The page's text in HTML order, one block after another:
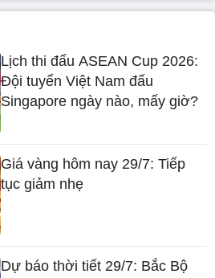
Lịch thi đấu ASEAN Cup 2026:
Đội tuyển Việt Nam đấu
Singapore ngày nào, mấy giờ?
Giá vàng hôm nay 29/7: Tiếp
tục giảm nhẹ
Dự báo thời tiết 29/7: Bắc Bộ